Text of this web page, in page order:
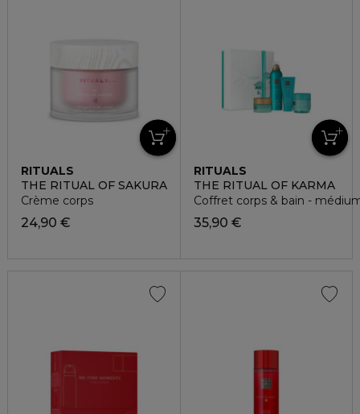
RITUALS
THE RITUAL OF SAKURA
Crème corps
24,90 €
RITUALS
THE RITUAL OF KARMA
Coffret corps & bain -
35,90 €